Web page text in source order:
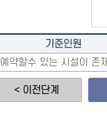
기준인원
예약할수 있는 시설이 존
< 이전단계